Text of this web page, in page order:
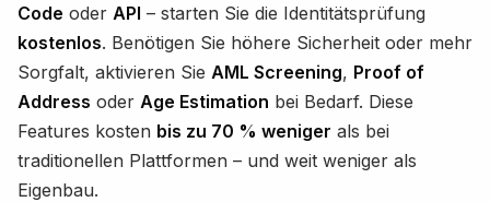
Code oder API – starten Sie die Identitätsprüfung
kostenlos. Benötigen Sie höhere Sicherheit oder mehr
Sorgfalt, aktivieren Sie AML Screening, Proof of
Address oder Age Estimation bei Bedarf. Diese
Features kosten bis zu 70 % weniger als bei
traditionellen Plattformen – und weit weniger als
Eigenbau.